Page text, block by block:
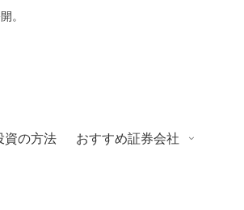
。
資の方法 おすすめ証券会社